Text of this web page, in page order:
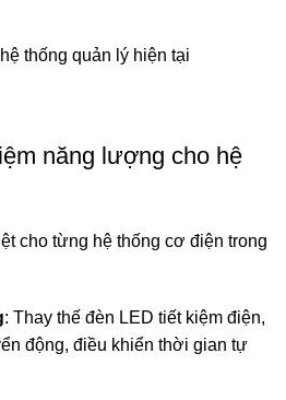
thống quản lý hiện tại
năng lượng cho hệ
cho từng hệ thống cơ điện trong
: Thay thế đèn LED tiết kiệm điện,
động, điều khiển thời gian tự